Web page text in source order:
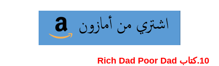
10.كتاب ‎
Rich Dad Poor Dad